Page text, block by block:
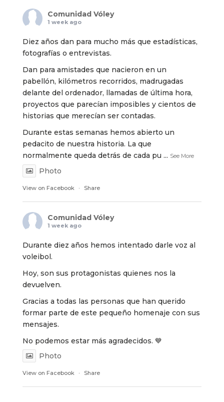
Comunidad Vóley
1 week ago
Diez años dan para mucho más que estadísticas,
fotografías o entrevistas.
Dan para amistades que nacieron en un
pabellón, kilómetros recorridos, madrugadas
delante del ordenador, llamadas de última hora,
proyectos que parecían imposibles y cientos de
historias que merecían ser contadas.
Durante estas semanas hemos abierto un
pedacito de nuestra historia. La que
normalmente queda detrás de cada pu ... See More
Photo
View on Facebook · Share
Comunidad Vóley
1 week ago
Durante diez años hemos intentado darle voz al
voleibol.
Hoy, son sus protagonistas quienes nos la
devuelven.
Gracias a todas las personas que han querido
formar parte de este pequeño homenaje con sus
mensajes.
No podemos estar más agradecidos. 💙
Photo
View on Facebook · Share